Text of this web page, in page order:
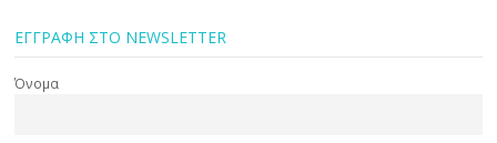
ΕΓΓΡΑΦΗ ΣΤΟ NEWSLETTER
Όνομα